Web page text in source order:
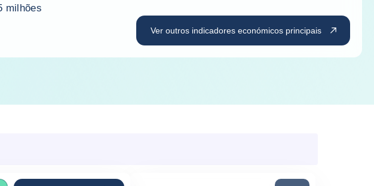
milhões
Ver outros indicadores económicos principais